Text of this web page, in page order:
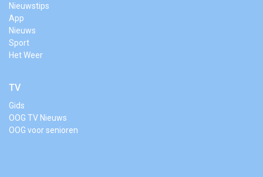
Nieuwstips
App
Nieuws
Sport
Het Weer
TV
Gids
OOG TV Nieuws
OOG voor senioren